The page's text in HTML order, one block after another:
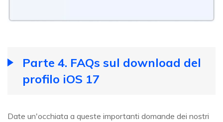
Parte 4. FAQs sul download del
profilo iOS 17
Date un'occhiata a queste importanti domande dei nostri